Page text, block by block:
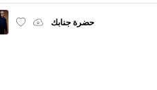
حضرة جنابك